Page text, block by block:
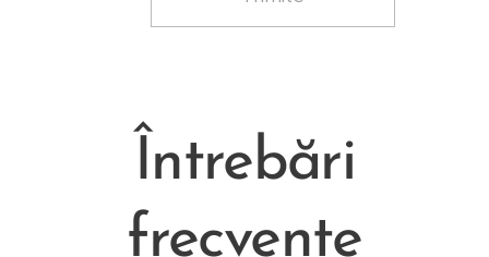
Întrebări
frecvente